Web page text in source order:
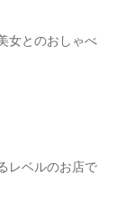
女とのおしゃべ
レベルのお店で